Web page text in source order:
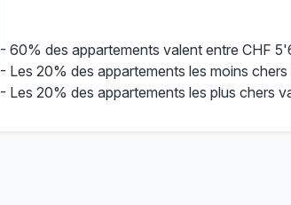
- 60% des appartements valent entre CHF
- Les 20% des appartements les moins
- Les 20% des appartements les plus chers